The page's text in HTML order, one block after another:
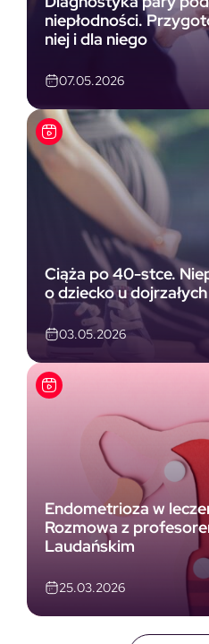
niepłodności.
niej i dla niego
07.05.2026
Ciąża po 40-stce.
o dziecko u
03.05.2026
Endometrioza w
Rozmowa z
Laudańskim
25.03.2026